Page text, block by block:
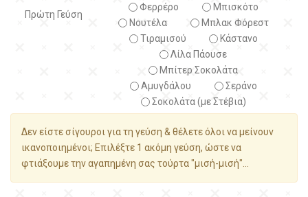
Πρώτη Γεύση
Φερρέρο
Μπισκότο
Νουτέλα
Μπλακ Φόρεστ
Τιραμισού
Κάστανο
Λίλα Πάουσε
Μπίτερ Σοκολάτα
Αμυγδάλου
Σεράνο
Σοκολάτα (με Στέβια)
Δεν είστε σίγουροι για τη γεύση & θέλετε όλοι να μείνουν
ικανοποιημένοι; Επιλέξτε 1 ακόμη γεύση, ώστε να
φτιάξουμε την αγαπημένη σας τούρτα "μισή-μισή"...